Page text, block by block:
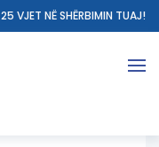
25 VJET NË SHËRBIMIN TUAJ!